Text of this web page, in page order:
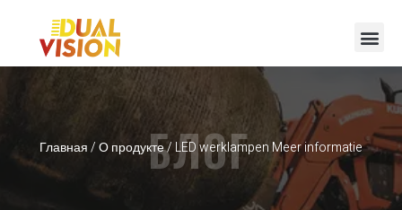
Главная/О продукте/ LED werklampen Meer informatie
БЛОГ